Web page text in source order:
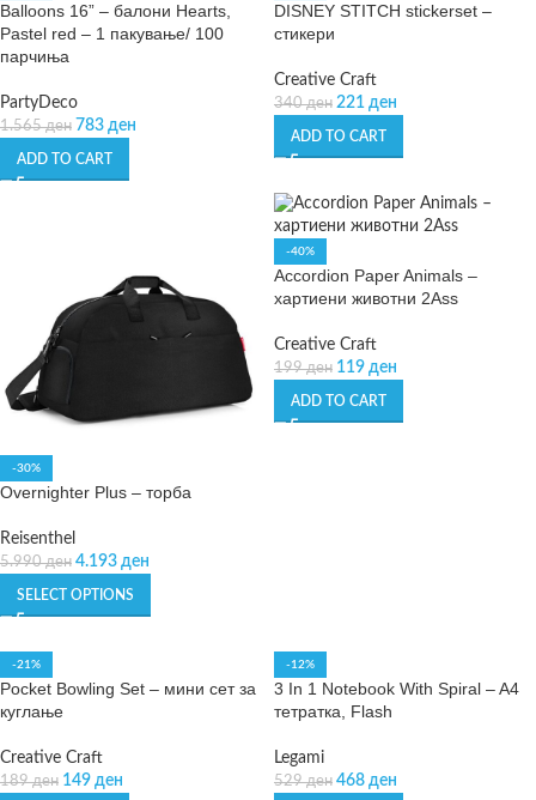
Balloons 16” – балони Hearts,
Pastel red – 1 пакување/ 100
парчиња
PartyDeco
1.565ден 783 ден
ADD TO CART
DISNEY STITCH stickerset –
стикери
Creative Craft
340ден 221 ден
ADD TO CART
-30%
Overnighter Plus – торба
Reisenthel
5.990ден 4.193 ден
SELECT OPTIONS
-40%
Accordion Paper Animals –
хартиени животни 2Ass
Creative Craft
199ден 119 ден
ADD TO CART
-21%
Pocket Bowling Set – мини сет за
куглање
Creative Craft
189ден 149 ден
-12%
3 In 1 Notebook With Spiral – A4
тетратка, Flash
Legami
529ден 468 ден